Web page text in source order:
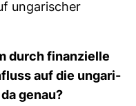
unga­ri­scher
durch finan­zi­elle
auf die unga­ri­
genau?